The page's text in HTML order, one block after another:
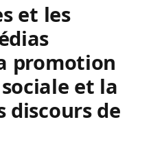
et les
promotion
et la
discours de